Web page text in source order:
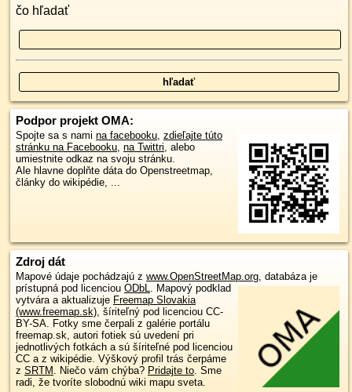
čo hľadať
Podpor projekt OMA:
Spojte sa s nami na facebooku, zdieľajte túto
stránku na Facebooku, na Twittri, alebo
umiestnite odkaz na svoju stránku.
Ale hlavne doplňte dáta do Openstreetmap,
články do wikipédie, ...
Zdroj dát
Mapové údaje pochádzajú z www.OpenStreetMap.org, databáza je
prístupná pod licenciou ODbL. Mapový podklad
vytvára a aktualizuje Freemap Slovakia
(www.freemap.sk), šíriteľný pod licenciou CC-
BY-SA. Fotky sme čerpali z galérie portálu
freemap.sk, autori fotiek sú uvedení pri
jednotlivých fotkách a sú šíriteľné pod licenciou
CC a z wikipédie. Výškový profil trás čerpáme
z SRTM . Niečo vám chýba? Pridajte to. Sme
radi, že tvoríte slobodnú wiki mapu sveta.